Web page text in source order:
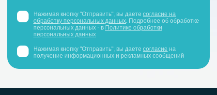
Нажимая кнопку "Отправить", вы даете согласие на
обработку персональных данных . Подробнее об обработке
персональных данных - в Политике обработки
персональных данных
Нажимая кнопку "Отправить", вы даете согласие на
получение информационных и рекламных сообщений